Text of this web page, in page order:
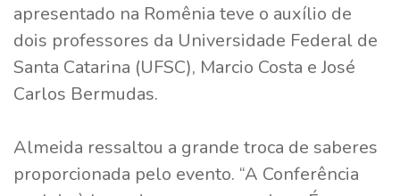
apresentado na Romênia teve o auxílio de
dois professores da Universidade Federal de
Santa Catarina (UFSC), Marcio Costa e José
Carlos Bermudas.
Almeida ressaltou a grande troca de saberes
proporcionada pelo evento. “A Conferência